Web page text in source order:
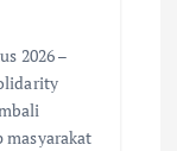
2026 –